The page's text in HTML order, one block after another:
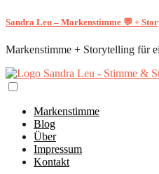
Sandra Leu – Markenstimme 💬 +
Markenstimme + Storytelling für
Markenstimme
Blog
Über
Impressum
Kontakt